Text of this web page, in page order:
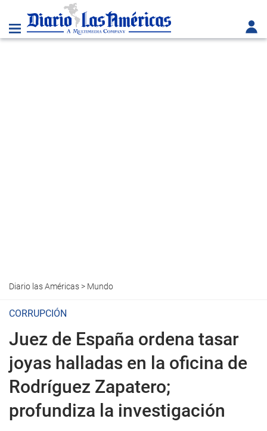
Diario las Américas> Mundo
CORRUPCIÓN
Juez de España ordena tasar
joyas halladas en la oficina de
Rodríguez Zapatero;
profundiza la investigación